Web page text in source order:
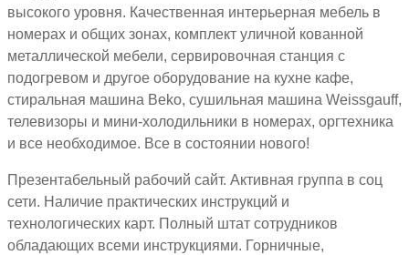
высокого уровня. Качественная интерьерная мебель в
номерах и общих зонах, комплект уличной кованной
металлической мебели, сервировочная станция с
подогревом и другое оборудование на кухне кафе,
стиральная машина Beko, сушильная машина Weissgauff,
телевизоры и мини-холодильники в номерах, оргтехника
и все необходимое. Все в состоянии нового!
Презентабельный рабочий сайт. Активная группа в соц
сети. Наличие практических инструкций и
технологических карт. Полный штат сотрудников
обладающих всеми инструкциями. Горничные,